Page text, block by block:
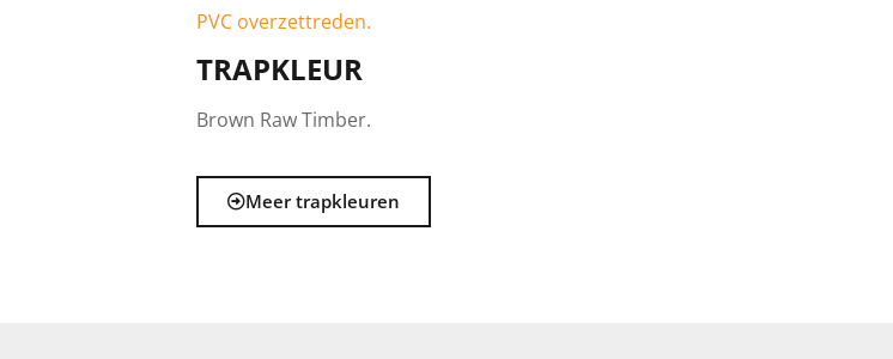
PVC overzettreden.
TRAPKLEUR
Brown Raw Timber.
Meer trapkleuren